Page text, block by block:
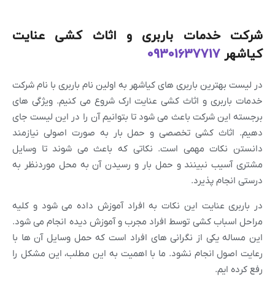
شرکت خدمات باربری و اثاث کشی عنایت
کیاشهر 09301637717
در لیست بهترین باربری های کیاشهر به اولین نام باربری با نام شرکت
خدمات باربری و اثاث کشی عنایت ارک شروع می کنیم. ویژگی های
برجسته این شرکت باعث می شود تا بتوانیم آن را در این لیست جای
دهیم. اثاث کشی تخصصی و حمل بار به صورت اصولی نیازمند
دانستن نکات مهمی است. نکاتی که باعث می شوند تا وسایل
مشتری آسیب نبینند و حمل بار و رسیدن آن به محل موردنظر به
درستی انجام پذیرد.
در باربری عنایت این نکات به افراد آموزش داده می شود و کلیه
مراحل اسباب کشی توسط افراد مجرب و آموزش دیده انجام می شود.
این مساله یکی از نگرانی های افراد است که حمل وسایل آن ها با
رعایت اصول انجام نشود. ما با اهمیت به این مطلب، این مشکل را
رفع کرده ایم.